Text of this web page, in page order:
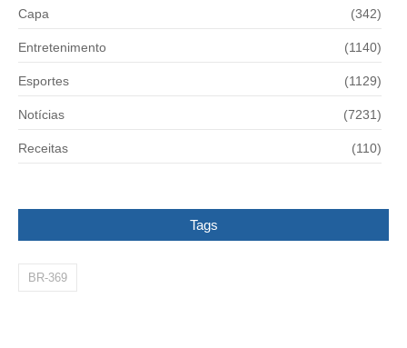
Capa (342)
Entretenimento (1140)
Esportes (1129)
Notícias (7231)
Receitas (110)
Tags
BR-369